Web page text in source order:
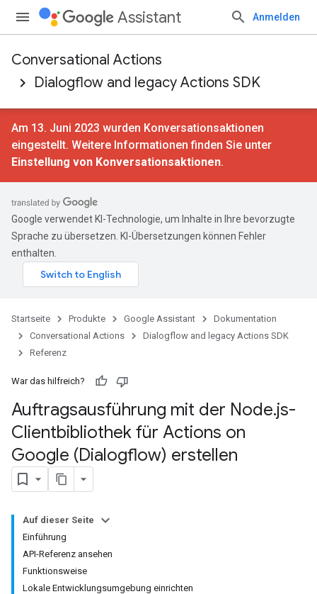
Assistant Anmelden
Conversational Actions
Dialogflow and legacy Actions SDK
Am 13. Juni 2023 wurden Konversationsaktionen
eingestellt. Weitere Informationen finden Sie unter
Einstellung von Konversationsaktionen.
Google verwendet KI-Technologie, um Inhalte in Ihre bevorzugte
Sprache zu übersetzen. KI-Übersetzungen können Fehler
enthalten.
Startseite Produkte Google Assistant
Dokumentation
Conversational Actions
Dialogflow and legacy Actions SDK
Referenz
War das hilfreich?
Auftragsausführung mit der Node.js-
Clientbibliothek für Actions on
Google (Dialogflow) erstellen
Auf dieser Seite
Einführung
API-Referenz ansehen
Funktionsweise
Lokale Entwicklungsumgebung einrichten